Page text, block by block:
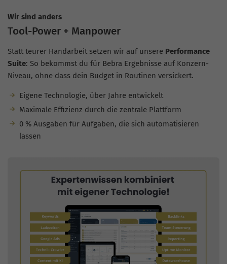
Wir sind anders
Tool-Power + Manpower
Statt teurer Handarbeit setzen wir auf unsere Performance
Suite: So bekommst du für Bebra Ergebnisse auf Konzern-
Niveau, ohne dass dein Budget in Routinen versickert.
Eigene Technologie, über Jahre entwickelt
Maximale Effizienz durch die zentrale Plattform
0 % Ausgaben für Aufgaben, die sich automatisieren
lassen